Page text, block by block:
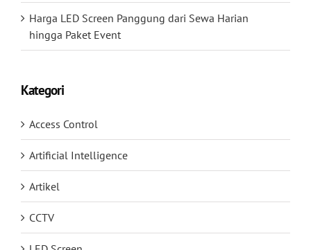
Harga LED Screen Panggung dari Sewa Harian
hingga Paket Event
Kategori
Access Control
Artificial Intelligence
Artikel
CCTV